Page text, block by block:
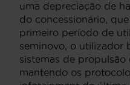
uma depreciação de
do concessionário,
primeiro período de
seminovo, o utilizador
sistemas de propulsão
mantendo os